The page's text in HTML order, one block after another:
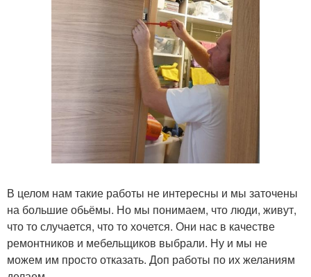
В целом нам такие работы не интересны и мы заточены
на большие обьёмы. Но мы понимаем, что люди, живут,
что то случается, что то хочется. Они нас в качестве
ремонтников и мебельщиков выбрали. Ну и мы не
можем им просто отказать. Доп работы по их желаниям